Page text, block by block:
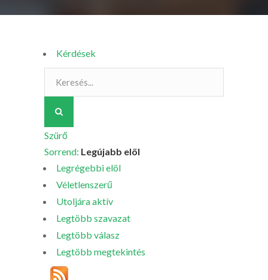
Kérdések
Szürő
Sorrend: Legújabb elöl
Legrégebbi elöl
Véletlenszerű
Utoljára aktív
Legtöbb szavazat
Legtöbb válasz
Legtöbb megtekintés